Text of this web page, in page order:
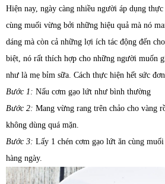
Hiện nay, ngày càng nhiều người áp dụng
cùng muối vừng bởi những hiệu quả mà nó
dáng mà còn cả những lợi ích tác động đến
biệt, nó rất thích hợp cho những người muốn
như là mẹ bỉm sữa. Cách thực hiện hết sức
Bước 1: Nấu cơm gạo lứt như bình thường
Bước 2: Mang vừng rang trên chảo cho vàng
không dùng quá mặn.
Bước 3: Lấy 1 chén cơm gạo lứt ăn cùng
hàng ngày.